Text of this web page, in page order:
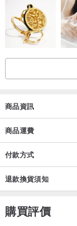
在衣物的旅程中，最
乎是被現今的 "回收"
YL style一起和消費者
從 『維修保固』 中
我們真切感謝每一位消
「練習」如何開始永續
未來
**精選『皮件』專用五
商品資訊
商品運費
付款方式
退款換貨須知
購買評價